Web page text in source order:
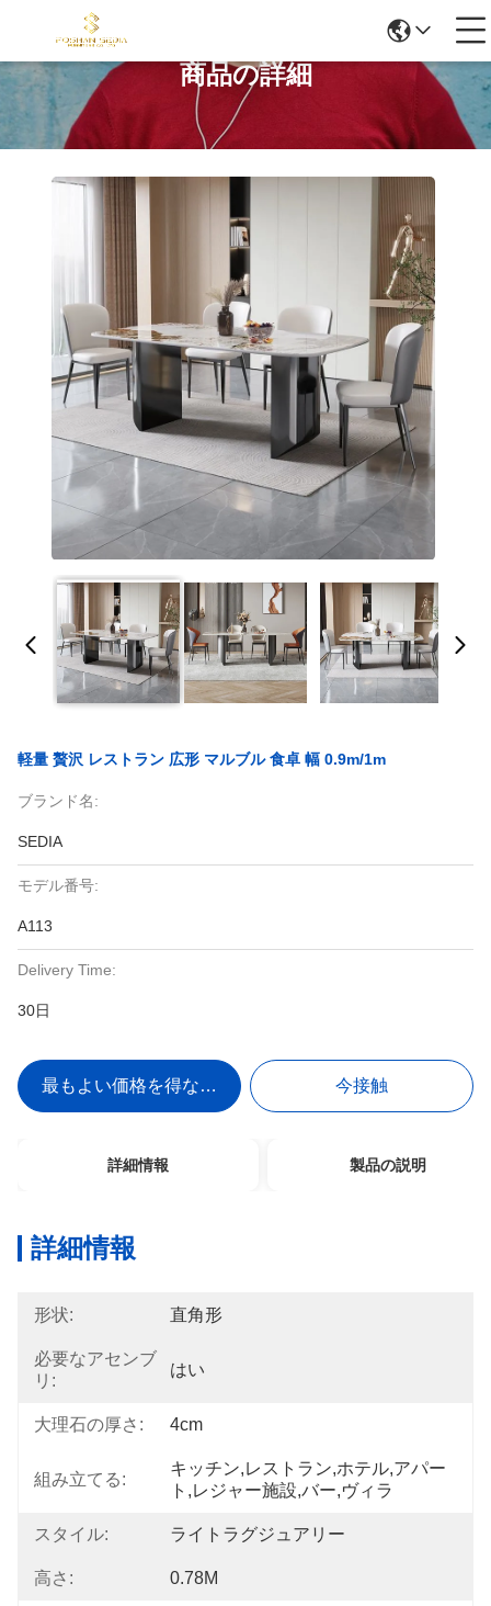
商品の詳細
軽量 贅沢 レストラン 広形 マルブル 食卓 幅 0.9m/1m
ブランド名:
SEDIA
モデル番号:
A113
Delivery Time:
30日
最もよい価格を得なさい 今接触
詳細情報 製品の説明
詳細情報
形状: 直角形
必要なアセンブ
リ:
はい
大理石の厚さ: 4cm
組み立てる:
キッチン,レストラン,ホテル,アパー
ト,レジャー施設,バー,ヴィラ
スタイル: ライトラグジュアリー
高さ: 0.78M